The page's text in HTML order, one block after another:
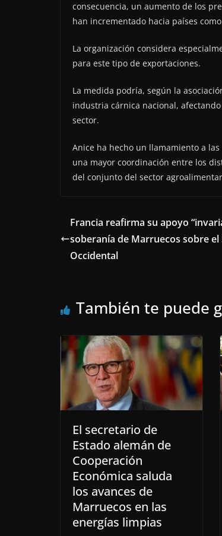
consecuencia, un aumento de los
han incrementado hacia países
La organización considera
para este tipo de exportaciones.
La medida podría, según la
industria cárnica nacional,
sector.
Anice ha hecho un llamamiento a
una mayor coordinación entre los
del conjunto del sector
Francia reafirma su apoyo
soberanía de Marruecos sobre el
Occidental
También te puede
El secretario de
Estado alemán de
Cooperación
Económica saluda
los avances de
Marruecos en las
energías limpias